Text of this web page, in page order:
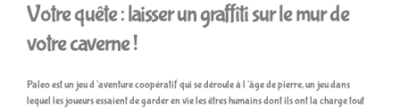
Votre quête : laisser un graffiti sur le mur de
votre caverne !
Paleo est un jeu d’aventure coopératif qui se déroule à l’âge de pierre, un jeu dans
lequel les joueurs essaient de garder en vie les êtres humains dont ils ont la charge tout